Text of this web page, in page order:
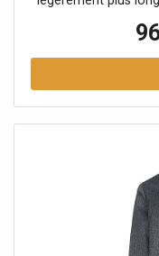
poches à rabat
fermeture éclair,
de label typiques
protégée par une
manches. Veste
pour l'automne
de serrage
aux petites pluies
Extrémités des
bon maintien Ourlet
dos Poches à